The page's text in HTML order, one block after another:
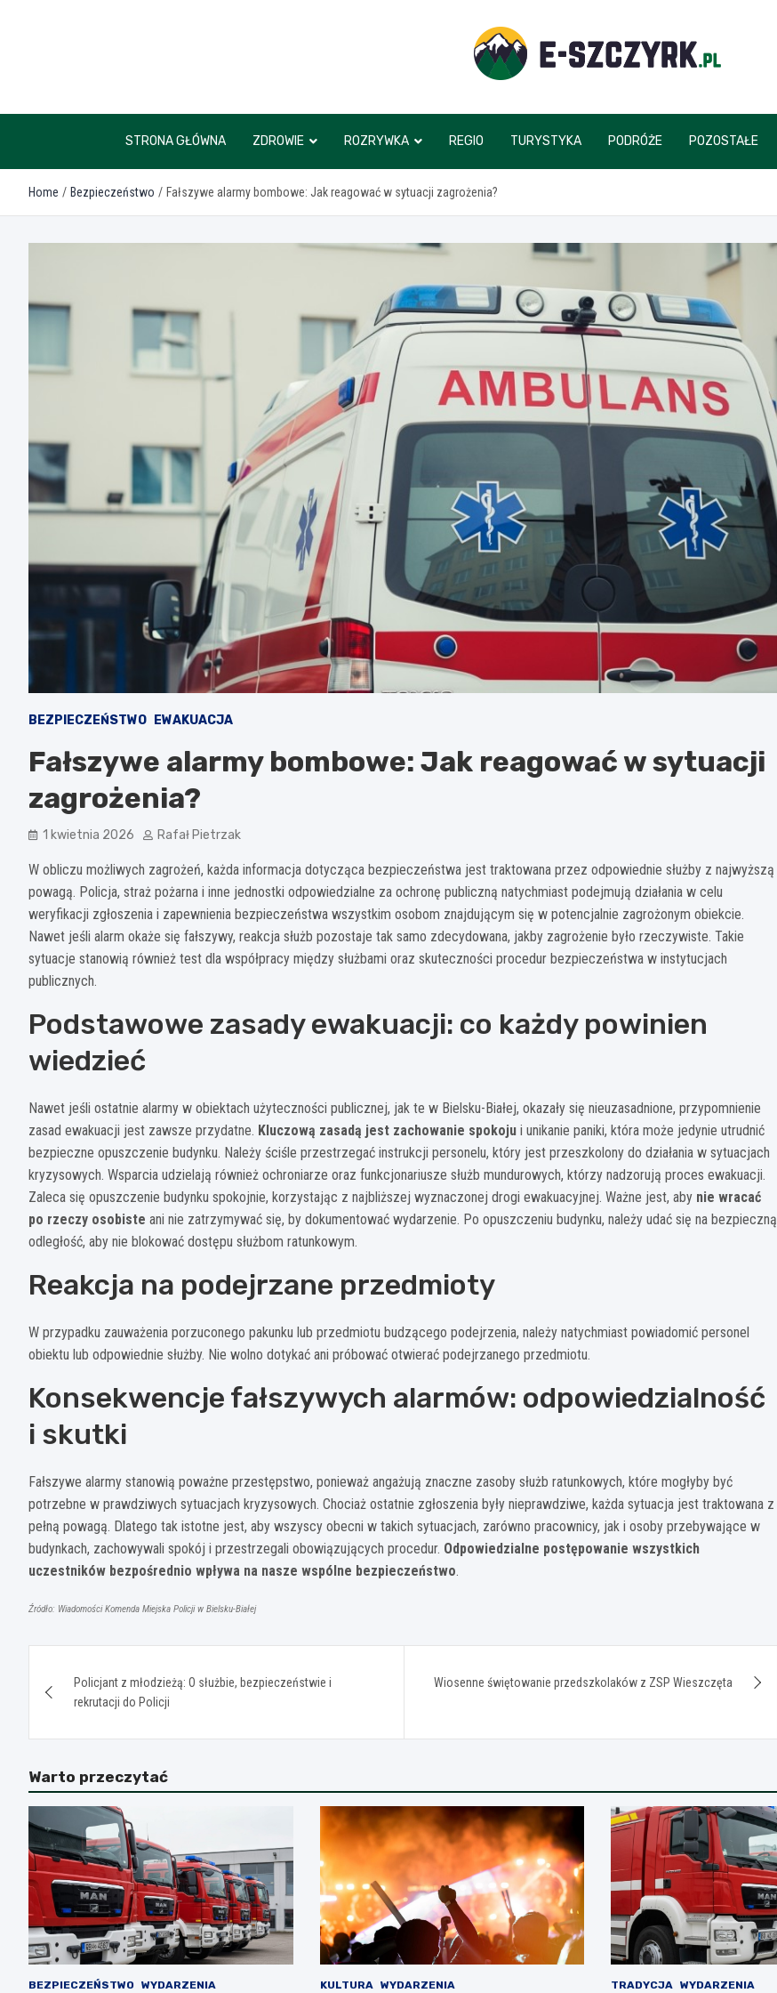
e-szczyrk.pl
STRONA GŁÓWNA ZDROWIE ROZRYWKA REGIO TURYSTYKA PODRÓŻE POZOSTAŁE
Home Bezpieczeństwo Fałszywe alarmy bombowe: Jak reagować w sytuacji zagrożenia?
BEZPIECZEŃSTWO EWAKUACJA
Fałszywe alarmy bombowe: Jak reagować w sytuacji
zagrożenia?
1 kwietnia 2026 Rafał Pietrzak
W obliczu możliwych zagrożeń, każda informacja dotycząca bezpieczeństwa jest traktowana przez odpowiednie służby z najwyższą
powagą. Policja, straż pożarna i inne jednostki odpowiedzialne za ochronę publiczną natychmiast podejmują działania w celu
weryfikacji zgłoszenia i zapewnienia bezpieczeństwa wszystkim osobom znajdującym się w potencjalnie zagrożonym obiekcie.
Nawet jeśli alarm okaże się fałszywy, reakcja służb pozostaje tak samo zdecydowana, jakby zagrożenie było rzeczywiste. Takie
sytuacje stanowią również test dla współpracy między służbami oraz skuteczności procedur bezpieczeństwa w instytucjach
publicznych.
Podstawowe zasady ewakuacji: co każdy powinien
wiedzieć
Nawet jeśli ostatnie alarmy w obiektach użyteczności publicznej, jak te w Bielsku-Białej, okazały się nieuzasadnione, przypomnienie
zasad ewakuacji jest zawsze przydatne. Kluczową zasadą jest zachowanie spokoju i unikanie paniki, która może jedynie utrudnić
bezpieczne opuszczenie budynku. Należy ściśle przestrzegać instrukcji personelu, który jest przeszkolony do działania w sytuacjach
kryzysowych. Wsparcia udzielają również ochroniarze oraz funkcjonariusze służb mundurowych, którzy nadzorują proces ewakuacji.
Zaleca się opuszczenie budynku spokojnie, korzystając z najbliższej wyznaczonej drogi ewakuacyjnej. Ważne jest, aby nie wracać
po rzeczy osobiste ani nie zatrzymywać się, by dokumentować wydarzenie. Po opuszczeniu budynku, należy udać się na bezpieczną
odległość, aby nie blokować dostępu służbom ratunkowym.
Reakcja na podejrzane przedmioty
W przypadku zauważenia porzuconego pakunku lub przedmiotu budzącego podejrzenia, należy natychmiast powiadomić personel
obiektu lub odpowiednie służby. Nie wolno dotykać ani próbować otwierać podejrzanego przedmiotu.
Konsekwencje fałszywych alarmów: odpowiedzialność
i skutki
Fałszywe alarmy stanowią poważne przestępstwo, ponieważ angażują znaczne zasoby służb ratunkowych, które mogłyby być
potrzebne w prawdziwych sytuacjach kryzysowych. Chociaż ostatnie zgłoszenia były nieprawdziwe, każda sytuacja jest traktowana z
pełną powagą. Dlatego tak istotne jest, aby wszyscy obecni w takich sytuacjach, zarówno pracownicy, jak i osoby przebywające w
budynkach, zachowywali spokój i przestrzegali obowiązujących procedur. Odpowiedzialne postępowanie wszystkich
uczestników bezpośrednio wpływa na nasze wspólne bezpieczeństwo.
Źródło: Wiadomości Komenda Miejska Policji w Bielsku-Białej
wpisuPolicjant z młodzieżą: O służbie, bezpieczeństwie i
rekrutacji do Policji
Wiosenne świętowanie przedszkolaków z ZSP Wieszczęta
Warto przeczytać
BEZPIECZEŃSTWO WYDARZENIA KULTURA WYDARZENIA TRADYCJA WYDARZENIA